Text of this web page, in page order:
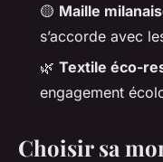
🟡 Maille
s’accorde avec
🌿 Textile éco-
engagement
Choisir sa